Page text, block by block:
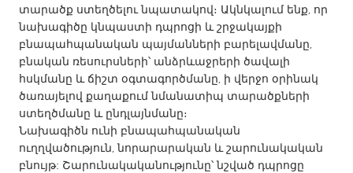
QATAR
Qatar
SINGAPORE
Singapore
UNITED KINGDOM
տարածք ստեղծելու նպատակով։ Ակնկալում ենք, որ
նախագիծը կնպաստի դպրոցի և շրջակայքի
բնապահպանական պայմանների բարելավմանը,
բնական ռեսուրսների՝ անձրևաջրերի ծավալի
հսկմանը և ճիշտ օգտագործմանը, ի վերջո օրինակ
ծառայելով քաղաքում նմանատիպ տարածքների
ստեղծմանը և ընդլայնմանը։
Նախագիծն ունի բնապահպանական
ուղղվածություն, նորարարական և շարունակական
բնույթ: Շարունակականությունը՝ նշված դպրոցը